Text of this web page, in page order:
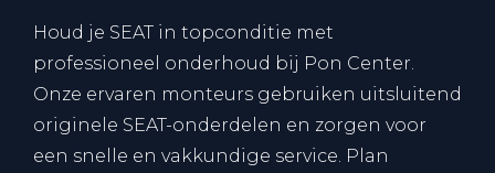
Houd je SEAT in topconditie met
professioneel onderhoud bij Pon Center.
Onze ervaren monteurs gebruiken uitsluitend
originele SEAT-onderdelen en zorgen voor
een snelle en vakkundige service. Plan